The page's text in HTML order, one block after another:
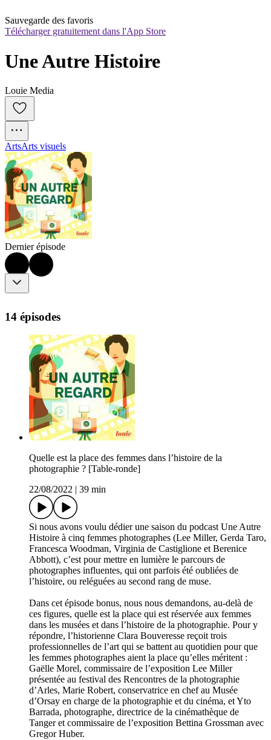
Sauvegarde des favoris
Télécharger gratuitement dans l'App Store
Une Autre Histoire
Louie Media
ArtsArts visuels
Dernier épisode
14 épisodes
Quelle est la place des femmes dans l’histoire de la
photographie ? [Table-ronde]
22/08/2022
39 min
Si nous avons voulu dédier une saison du podcast Une Autre
Histoire à cinq femmes photographes (Lee Miller, Gerda Taro,
Francesca Woodman, Virginia de Castiglione et Berenice
Abbott), c’est pour mettre en lumière le parcours de
photographes influentes, qui ont parfois été oubliées de
l’histoire, ou reléguées au second rang de muse.
Dans cet épisode bonus, nous nous demandons, au-delà de
ces figures, quelle est la place qui est réservée aux femmes
dans les musées et dans l’histoire de la photographie. Pour y
répondre, l’historienne Clara Bouveresse reçoit trois
professionnelles de l’art qui se battent au quotidien pour que
les femmes photographes aient la place qu’elles méritent :
Gaëlle Morel, commissaire de l’exposition Lee Miller
présentée au festival des Rencontres de la photographie
d’Arles, Marie Robert, conservatrice en chef au Musée
d’Orsay en charge de la photographie et du cinéma, et Yto
Barrada, photographe, directrice de la cinémathèque de
Tanger et commissaire de l’exposition Bettina Grossman avec
Gregor Huber.